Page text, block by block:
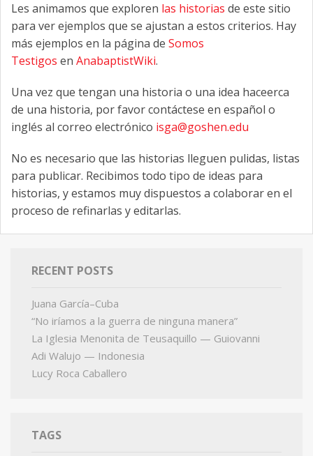
Les animamos que exploren las historias de este sitio
para ver ejemplos que se ajustan a estos criterios. Hay
más ejemplos en la página de Somos
Testigos en AnabaptistWiki.
Una vez que tengan una historia o una idea haceerca
de una historia, por favor contáctese en español o
inglés al correo electrónico isga@goshen.edu
No es necesario que las historias lleguen pulidas, listas
para publicar. Recibimos todo tipo de ideas para
historias, y estamos muy dispuestos a colaborar en el
proceso de refinarlas y editarlas.
RECENT POSTS
Juana García–Cuba
“No iríamos a la guerra de ninguna manera”
La Iglesia Menonita de Teusaquillo — Guiovanni
Adi Walujo — Indonesia
Lucy Roca Caballero
TAGS